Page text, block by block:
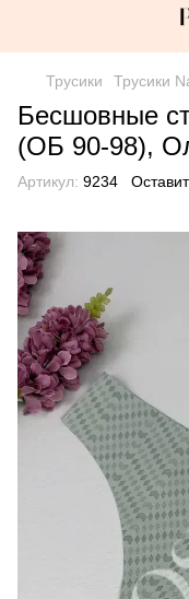
Трусики Трусики
Бесшовные
(ОБ 90-98),
Артикул: 9234